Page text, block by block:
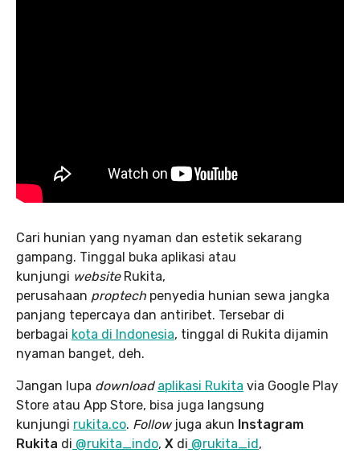
Cari hunian yang nyaman dan estetik sekarang
gampang. Tinggal buka aplikasi atau
kunjungi websiteRukita,
perusahaan proptech penyedia hunian sewa jangka
panjang tepercaya dan antiribet. Tersebar di
berbagai kota di Indonesia, tinggal di Rukita dijamin
nyaman banget, deh.
Jangan lupa download aplikasi Rukita via Google Play
Store atau App Store, bisa juga langsung
kunjungi rukita.co. Followjuga akun Instagram
Rukita di @rukita_indo, X di @rukita_id ,